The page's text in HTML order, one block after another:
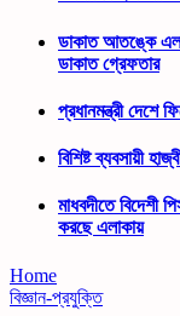
ডাকাত আতঙ্কে
ডাকাত গ্রেফতার
প্রধানমন্ত্রী দেশে
বিশিষ্ট ব্যবসায়ী
মাধবদীতে বিদেশী
করছে এলাকায়
Home
বিজ্ঞান-প্রযুক্তি